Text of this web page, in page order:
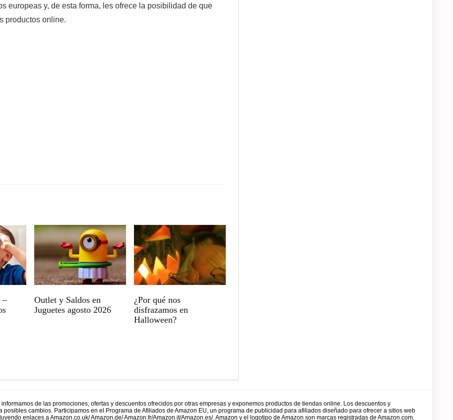
europeas y, de esta forma, les ofrece la posibilidad de que
productos online.
–
Outlet y Saldos en
Juguetes agosto 2026
¿Por qué nos
disfrazamos en
Halloween?
de las promociones, ofertas y descuentos ofrecidos por otras empresas y exponemos productos de tiendas online. Los descuentos y
cambios. Participamos en el Programa de Afiliados de Amazon EU, un programa de publicidad para afiliados diseñado para ofrecer a sitios web
enlaces a Amazon.co.uk/ Amazon.de/ Amazon.fr/Amazon.it/Amazon.es/. Amazon y el logotipo de Amazon son marcas registradas de Amazon.com,